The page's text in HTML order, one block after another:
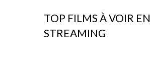
TOP FILMS À VOIR EN
STREAMING